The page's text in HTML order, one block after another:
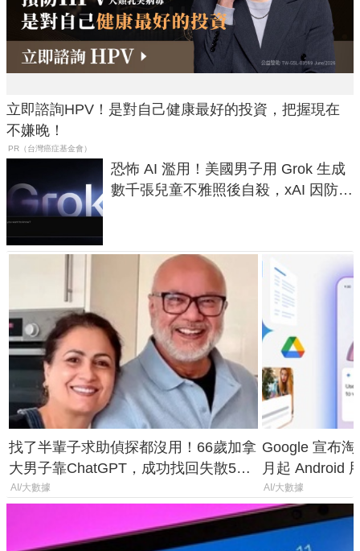
立即諮詢HPV！是對自己健康最好的投資，把握現在
不嫌晚！
PR（台灣癌症基金會）
恐怖 AI 濫用！美國男子用 Grok 生成
數千張兒童不雅照後自殺，xAI 因防護
找了半輩子求助偵探都沒用！66歲加拿
大男子靠ChatGPT，成功找回失散50
年家人
AI/大數據
Google 宣布
月起 Android
AI/大數據